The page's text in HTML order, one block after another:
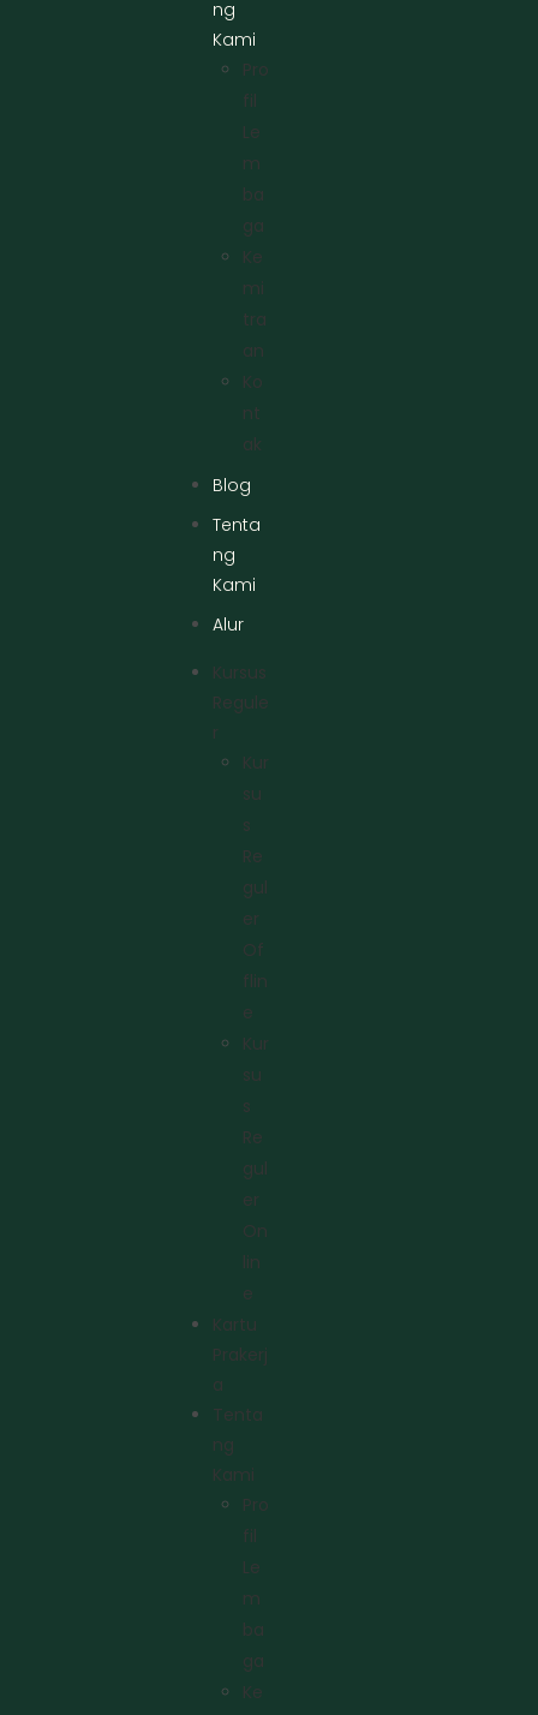
ng
Kami
Pro
Fil
Le
M
Ba
Ga
Ke
Mi
Tra
An
Ko
Nt
Ak
Blog
Tenta
ng
Kami
Alur
Kursus
Regule
R
Kur
Su
S
Re
Gul
Er
Of
Flin
E
Kur
Su
S
Re
Gul
Er
On
Lin
E
Kartu
Prakerj
A
Tenta
Ng
Kami
Pro
Fil
Le
M
Ba
Ga
Ke